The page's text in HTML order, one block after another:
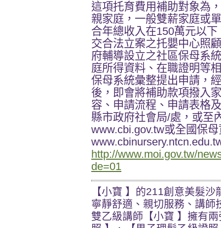
這項托育費用補助對象為
親家庭，一般雙薪家庭或
合年總收入在150萬元以
交合法立案之托嬰中心照
府輔導設立之社區保母系
庭所得資料、在職證明等
保母系統彙整提出申請，
後，即會將補助款項撥入
容、申請流程、申請表格
縣市政府社會局/處，或至
www.cbi.gov.tw或全國保
http://www.moi.gov.tw/
de=01
【小寶 】的211創意美髮沙
寧靜舒適、親切服務、講師
雙乙級講師【小寶 】擁有